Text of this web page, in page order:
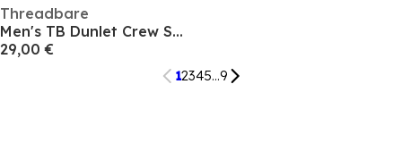
Threadbare
Men's TB Dunlet Crew Sweatshirt
29,00 €
12345...9